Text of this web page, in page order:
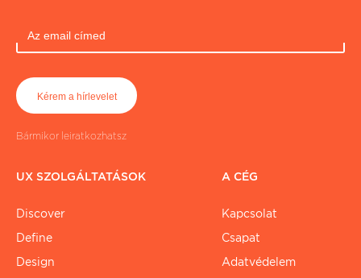
Bármikor leiratkozhatsz
UX SZOLGÁLTATÁSOK
Discover
Define
Design
A CÉG
Kapcsolat
Csapat
Adatvédelem